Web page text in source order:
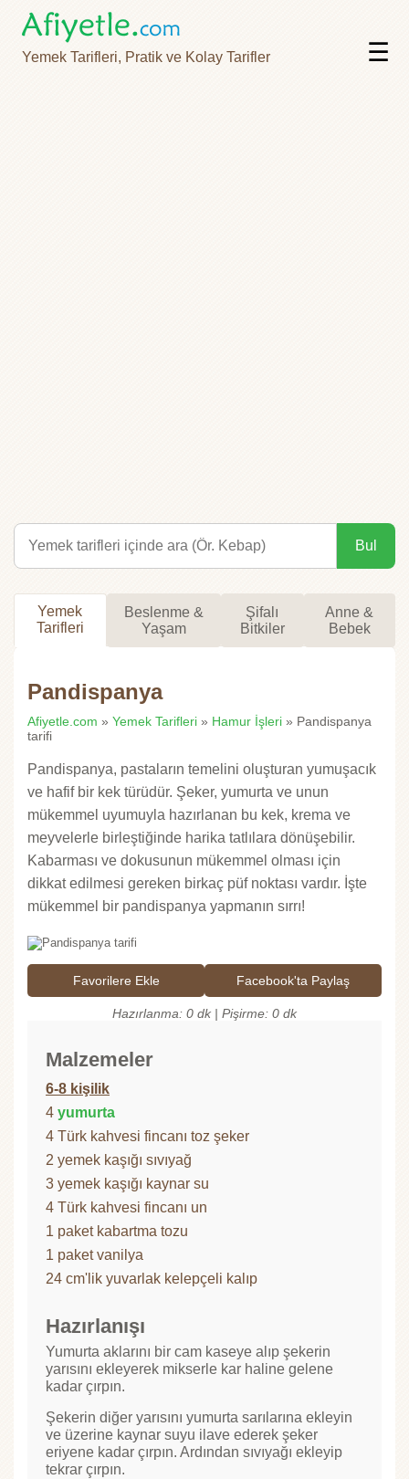
Yemek Tarifleri, Pratik ve Kolay Tarifler ☰
Bul
Yemek
Tarifleri
Beslenme &
Yaşam
Şifalı
Bitkiler
Anne &
Bebek
Pandispanya
Afiyetle.com » Yemek Tarifleri » Hamur İşleri » Pandispanya
tarifi
Pandispanya, pastaların temelini oluşturan yumuşacık
ve hafif bir kek türüdür. Şeker, yumurta ve unun
mükemmel uyumuyla hazırlanan bu kek, krema ve
meyvelerle birleştiğinde harika tatlılara dönüşebilir.
Kabarması ve dokusunun mükemmel olması için
dikkat edilmesi gereken birkaç püf noktası vardır. İşte
mükemmel bir pandispanya yapmanın sırrı!
Favorilere Ekle Facebook'ta Paylaş
Hazırlanma: 0 dk | Pişirme: 0 dk
Malzemeler
6-8 kişilik
4 yumurta
4 Türk kahvesi fincanı toz şeker
2 yemek kaşığı sıvıyağ
3 yemek kaşığı kaynar su
4 Türk kahvesi fincanı un
1 paket kabartma tozu
1 paket vanilya
24 cm'lik yuvarlak kelepçeli kalıp
Hazırlanışı
Yumurta aklarını bir cam kaseye alıp şekerin
yarısını ekleyerek mikserle kar haline gelene
kadar çırpın.
Şekerin diğer yarısını yumurta sarılarına ekleyin
ve üzerine kaynar suyu ilave ederek şeker
eriyene kadar çırpın. Ardından sıvıyağı ekleyip
tekrar çırpın.